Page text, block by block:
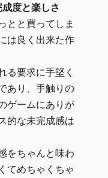
度と楽しさ
とと買ってしま
は良く出来た作
る要求に手堅く
あり、手触りの
ゲームにありが
的な未完成感は
をちゃんと味わ
てめちゃくちゃ